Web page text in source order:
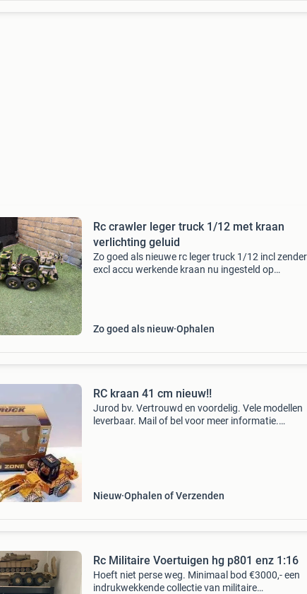
Rc crawler leger truck 1/12 met kraan
verlichting geluid
Zo goed als nieuwe rc leger truck 1/12 incl zender
excl accu werkende kraan nu ingesteld op
Zo goed als nieuw Ophalen
RC kraan 41 cm nieuw!!
Jurod bv. Vertrouwd en voordelig. Vele modellen
leverbaar. Mail of bel voor meer informatie.
Nieuw Ophalen of Verzenden
Rc Militaire Voertuigen hg p801 enz 1:16
Hoeft niet perse weg. Minimaal bod €3000,- een
indrukwekkende collectie van militaire